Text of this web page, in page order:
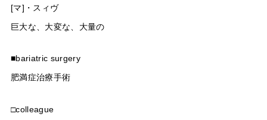
[マ]・スィヴ
巨大な、大変な、大量の
■bariatric surgery
肥満症治療手術
□colleague